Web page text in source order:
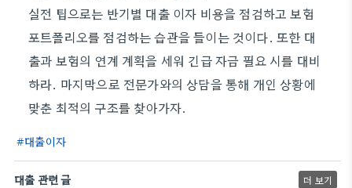
실전 팁으로는 반기별 대출 이자 비용을 점검하고 보험
포트폴리오를 점검하는 습관을 들이는 것이다. 또한 대
출과 보험의 연계 계획을 세워 긴급 자금 필요 시를 대비
하라. 마지막으로 전문가와의 상담을 통해 개인 상황에
맞춘 최적의 구조를 찾아가자.
대출이자
대출 관련 글 더 보기